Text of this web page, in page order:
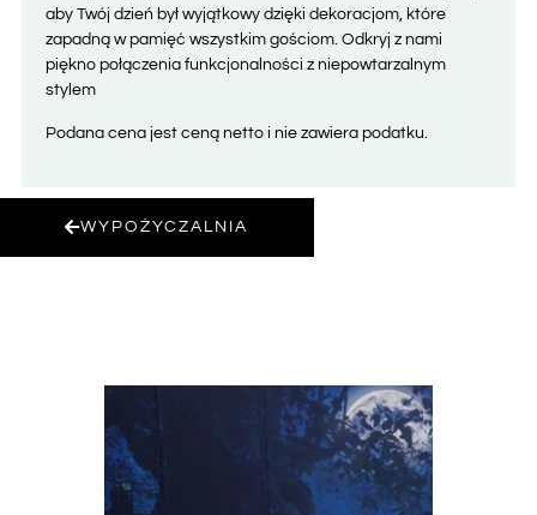
aby Twój dzień był wyjątkowy dzięki dekoracjom, które
zapadną w pamięć wszystkim gościom. Odkryj z nami
piękno połączenia funkcjonalności z niepowtarzalnym
stylem
Podana cena jest ceną netto i nie zawiera podatku.
WYPOŻYCZALNIA